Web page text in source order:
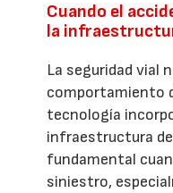
Cuando el
la
La seguridad vial
comportamiento
tecnología
infraestructura
fundamental
siniestro,